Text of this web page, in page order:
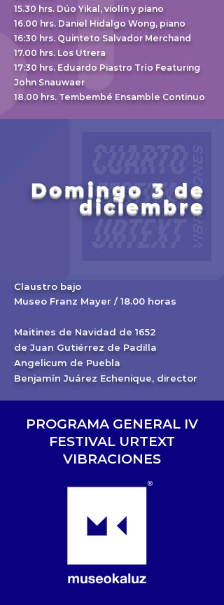
15.30 hrs. Dúo Yikal, violín y piano
16.00 hrs. Daniel Hidalgo Wong, piano
16:30 hrs. Quinteto Salvador Merchand
17.00 hrs. Los Utrera
17:30 hrs. Eduardo Piastro Trío Featuring
John Snauwaer
18.00 hrs. Tembembé Ensamble Continuo
Domingo 3 de
diciembre
Claustro bajo
Museo Franz Mayer / 18.00 horas
Maitines de Navidad de 1652
de Juan Gutiérrez de Padilla
Angelicum de Puebla
Benjamín Juárez Echenique, director
PROGRAMA GENERAL IV
FESTIVAL URTEXT
VIBRACIONES